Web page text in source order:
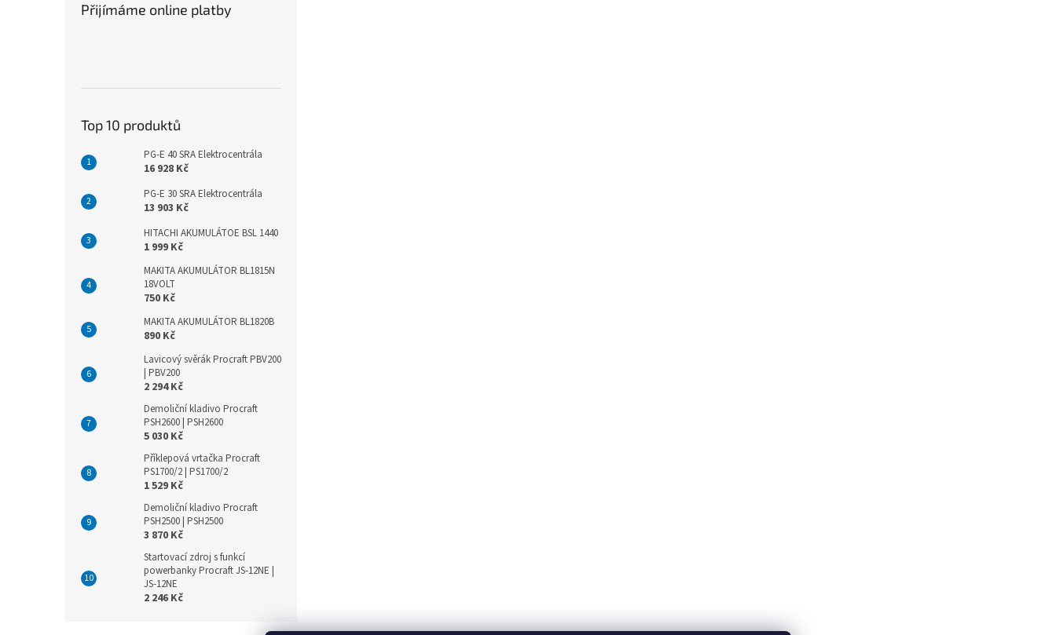
Přijímáme online platby
Top 10 produktů
PG-E 40 SRA Elektrocentrála
16 928 Kč
PG-E 30 SRA Elektrocentrála
13 903 Kč
HITACHI AKUMULÁTOE BSL 1440
1 999 Kč
MAKITA AKUMULÁTOR BL1815N
18VOLT
750 Kč
MAKITA AKUMULÁTOR BL1820B
890 Kč
Lavicový svěrák Procraft PBV200
| PBV200
2 294 Kč
Demoliční kladivo Procraft
PSH2600 | PSH2600
5 030 Kč
Příklepová vrtačka Procraft
PS1700/2 | PS1700/2
1 529 Kč
Demoliční kladivo Procraft
PSH2500 | PSH2500
3 870 Kč
Startovací zdroj s funkcí
powerbanky Procraft JS-12NE |
JS-12NE
2 246 Kč